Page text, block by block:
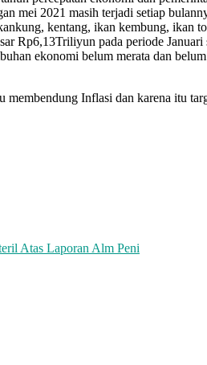
mei 2021 masih terjadi setiap
kentang, ikan kembung, ikan
Rp6,13Triliyun pada periode
ekonomi belum merata dan
Inflasi dan karena itu
Atas Laporan Alm Peni